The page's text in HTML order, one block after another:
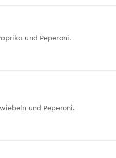
und Peperoni.
und Peperoni.